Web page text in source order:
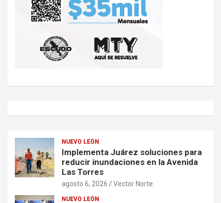
NUEVO LEÓN
Implementa Juárez soluciones para
reducir inundaciones en la Avenida
Las Torres
agosto 6, 2026 Vector Norte
NUEVO LEÓN